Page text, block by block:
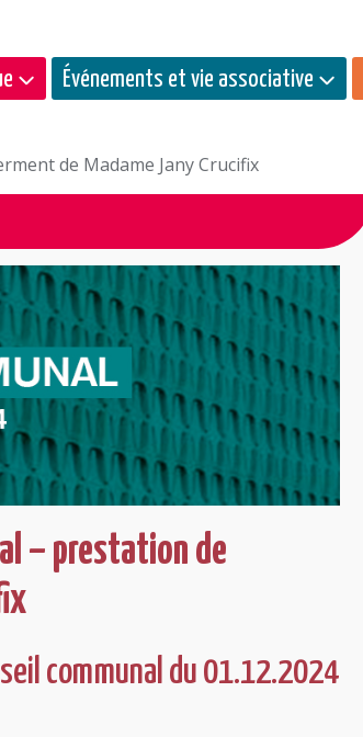
Événements et vie associative
de Madame Jany Crucifix
– prestation de
communal du 01.12.2024